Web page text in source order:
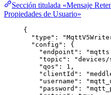
Sección titulada «Mensaje
Propiedades de Usuario»
{
"type" : "
"config" : {
"endpoint" : "
"topic" : "
"qos" : 1 ,
"clientId" : "
"username" : "
"password" : "